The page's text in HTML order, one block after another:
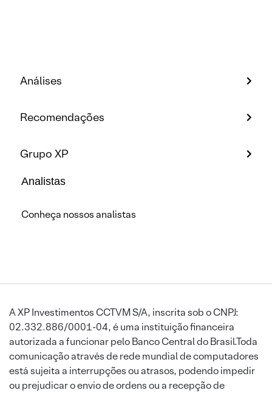
Análises
Recomendações
Grupo XP
Analistas
Conheça nossos analistas
A XP Investimentos CCTVM S/A, inscrita sob o CNPJ:
02.332.886/0001-04, é uma instituição financeira
autorizada a funcionar pelo Banco Central do Brasil.Toda
comunicação através de rede mundial de computadores
está sujeita a interrupções ou atrasos, podendo impedir
ou prejudicar o envio de ordens ou a recepção de